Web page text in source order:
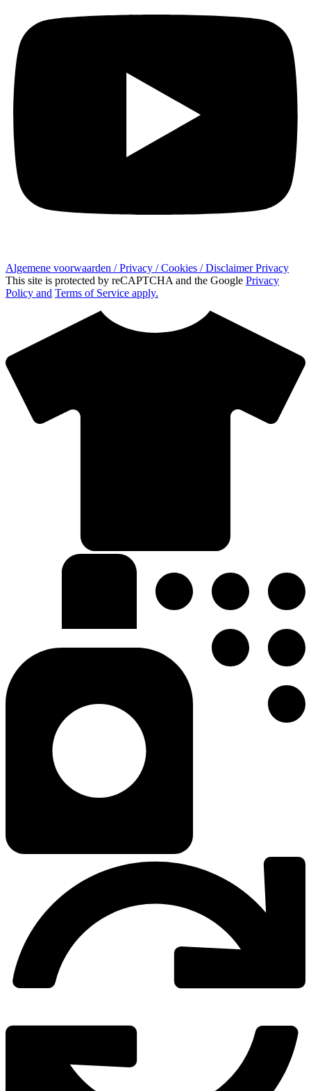
Algemene voorwaarden / Privacy / Cookies / Disclaimer Privacy
This site is protected by reCAPTCHA and the Google Privacy
Policy and Terms of Service apply.